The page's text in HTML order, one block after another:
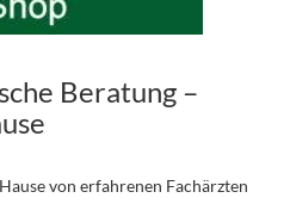
Beratung –
von erfahrenen Fachärzten